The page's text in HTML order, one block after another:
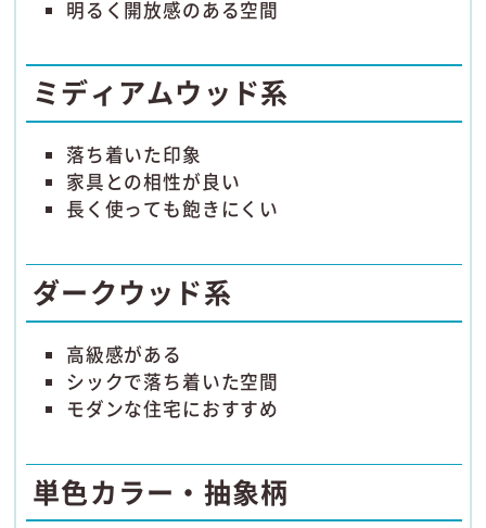
明るく開放感のある空間
ミディアムウッド系
落ち着いた印象
家具との相性が良い
長く使っても飽きにくい
ダークウッド系
高級感がある
シックで落ち着いた空間
モダンな住宅におすすめ
単色カラー・抽象柄